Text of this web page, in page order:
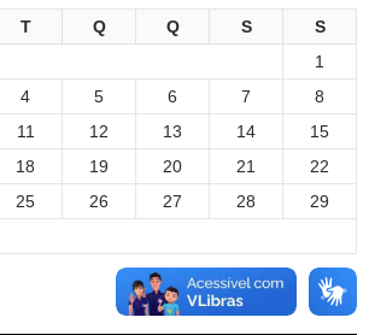
T Q Q S
S
1
4 5 6 7
8
11 12 13 14
15
18 19 20 21
22
25 26 27 28
29